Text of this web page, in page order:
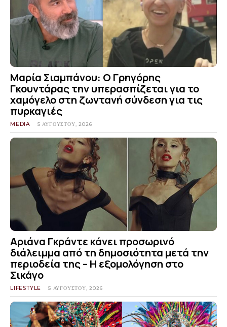
Μαρία Σιαμπάνου: Ο Γρηγόρης
Γκουντάρας την υπερασπίζεται για το
χαμόγελο στη ζωντανή σύνδεση για τις
πυρκαγιές
MEDIA 5 ΑΥΓΟΎΣΤΟΥ, 2026
Αριάνα Γκράντε κάνει προσωρινό
διάλειμμα από τη δημοσιότητα μετά την
περιοδεία της – Η εξομολόγηση στο
Σικάγο
LIFESTYLE 5 ΑΥΓΟΎΣΤΟΥ, 2026